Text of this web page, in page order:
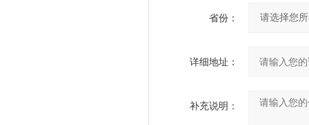
省份：
详细地址：
补充说明：